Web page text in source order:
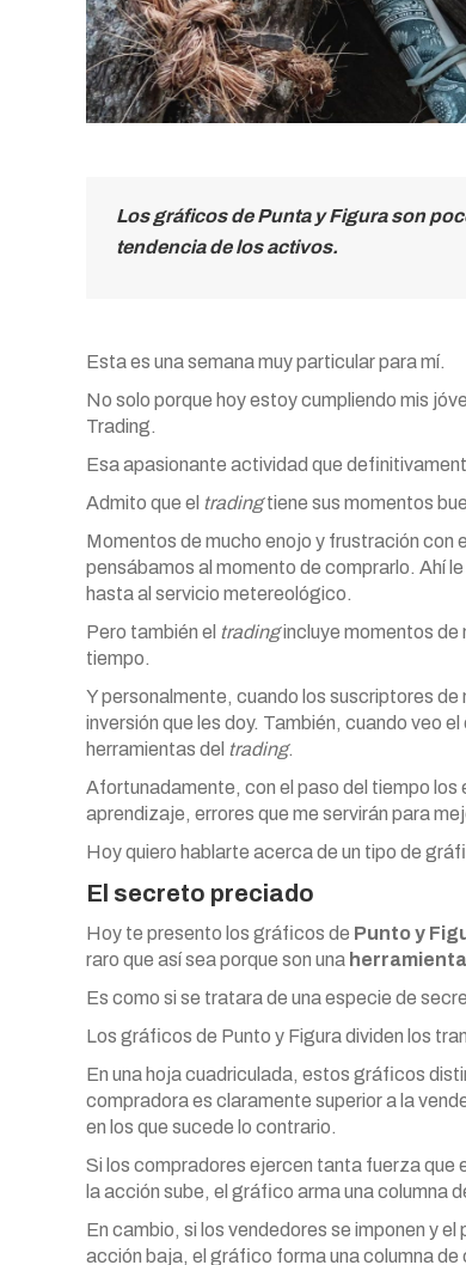
Los gráficos de Punta y Figura son
tendencia de los activos.
Esta es una semana muy particular para mí.
No solo porque hoy estoy cumpliendo mis
Trading.
Esa apasionante actividad que
Admito que el tradingtiene sus momentos
Momentos de mucho enojo y frustración con
pensábamos al momento de comprarlo. Ahí
hasta al servicio metereológico.
Pero también el tradingincluye momentos de
tiempo.
Y personalmente, cuando los suscriptores
inversión que les doy. También, cuando veo
herramientas del trading.
Afortunadamente, con el paso del tiempo los
aprendizaje, errores que me servirán para
Hoy quiero hablarte acerca de un tipo de
El secreto preciado
Hoy te presento los gráficos de Punto y
raro que así sea porque son una
Es como si se tratara de una especie de
Los gráficos de Punto y Figura dividen los
En una hoja cuadriculada, estos gráficos
compradora es claramente superior a la
en los que sucede lo contrario.
Si los compradores ejercen tanta fuerza que
la acción sube, el gráfico arma una columna
En cambio, si los vendedores se imponen y
acción baja, el gráfico forma una columna